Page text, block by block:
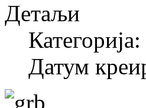
Детаљи
Категорија:
Датум